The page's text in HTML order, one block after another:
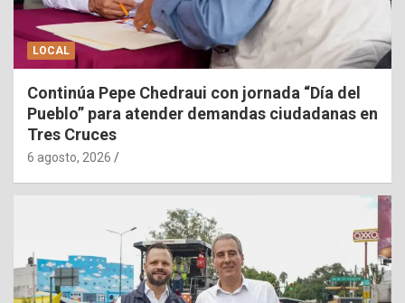
LOCAL
Continúa Pepe Chedraui con jornada “Día del
Pueblo” para atender demandas ciudadanas en
Tres Cruces
6 agosto, 2026